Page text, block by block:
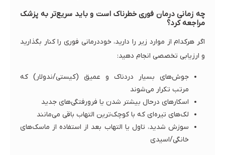
چه زمانی درمان فوری خطرناک است و باید سریع‌تر به پزشک
مراجعه کرد؟
اگر هرکدام از موارد زیر را دارید، خوددرمانی فوری را کنار بگذارید
و ارزیابی تخصصی انجام دهید:
جوش‌های بسیار دردناک و عمیق (کیستی/ندولار) که
مرتب تکرار می‌شوند
اسکارهای درحال بیشتر شدن یا فرورفتگی‌های جدید
لک‌های تیره‌ای که با کوچک‌ترین التهاب باقی می‌مانند
سوزش شدید، تاول یا التهاب بعد از استفاده از ماسک‌های
خانگی/اسیدی